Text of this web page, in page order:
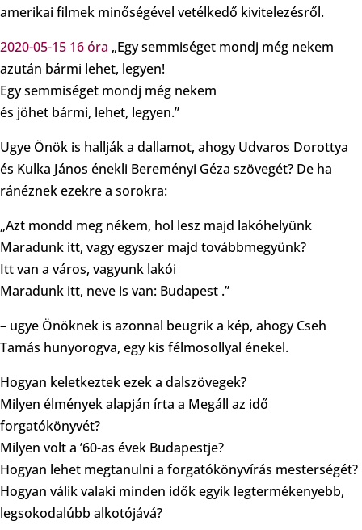
amerikai filmek minőségével vetélkedő kivitelezésről.
2020-05-15 16 óra „Egy semmiséget mondj még nekem
azután bármi lehet, legyen!
Egy semmiséget mondj még nekem
és jöhet bármi, lehet, legyen.”
Ugye Önök is hallják a dallamot, ahogy Udvaros Dorottya
és Kulka János énekli Bereményi Géza szövegét? De ha
ránéznek ezekre a sorokra:
„Azt mondd meg nékem, hol lesz majd lakóhelyünk
Maradunk itt, vagy egyszer majd továbbmegyünk?
Itt van a város, vagyunk lakói
Maradunk itt, neve is van: Budapest .”
– ugye Önöknek is azonnal beugrik a kép, ahogy Cseh
Tamás hunyorogva, egy kis félmosollyal énekel.
Hogyan keletkeztek ezek a dalszövegek?
Milyen élmények alapján írta a Megáll az idő
forgatókönyvét?
Milyen volt a ’60-as évek Budapestje?
Hogyan lehet megtanulni a forgatókönyvírás mesterségét?
Hogyan válik valaki minden idők egyik legtermékenyebb,
legsokodalúbb alkotójává?